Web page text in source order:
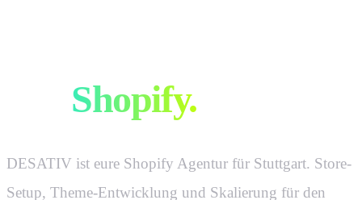
Shopify.
DESATIV ist eure Shopify Agentur für Stuttgart. Store-
Setup, Theme-Entwicklung und Skalierung für den